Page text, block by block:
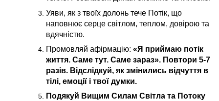
Уяви, як з твоїх долонь тече Потік, що
наповнює серце світлом, теплом, довірою та
вдячністю.
Промовляй афірмацію: «Я приймаю потік
життя. Саме тут. Саме зараз». Повтори 5-7
разів. Відслідкуй, як змінились відчуття в
тілі, емоції і твої думки.
Подякуй Вищим Силам Світла та Потоку